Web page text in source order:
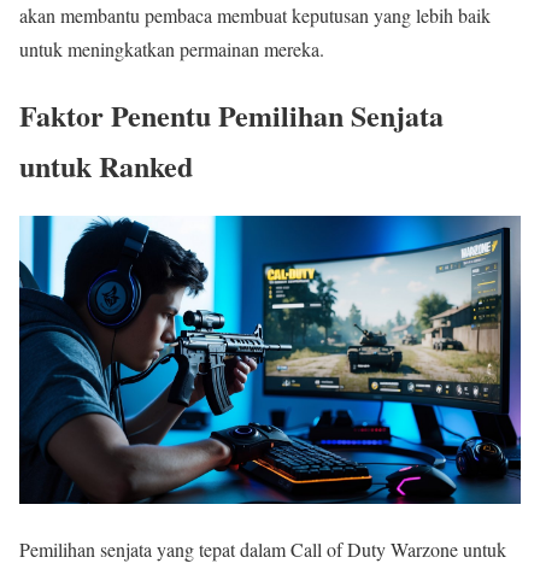
akan membantu pembaca membuat keputusan yang lebih baik
untuk meningkatkan permainan mereka.
Faktor Penentu Pemilihan Senjata
untuk Ranked
Pemilihan senjata yang tepat dalam Call of Duty Warzone untuk